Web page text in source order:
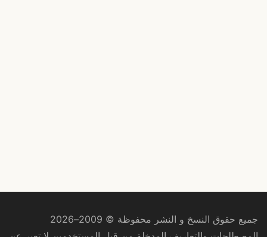
جميع حقوق النسخ و النشر محفوظة © 2009–2026